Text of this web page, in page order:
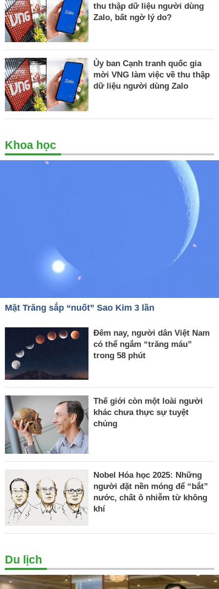
thu thập dữ liệu người dùng
Zalo, bất ngờ lý do?
Ủy ban Cạnh tranh quốc gia
mời VNG làm việc về thu thập
dữ liệu người dùng Zalo
Khoa học
Mặt Trăng sắp “nuốt” Sao Kim 3 lần
Đêm nay, người dân Việt Nam
có thể ngắm “trăng máu”
trong 58 phút
Thế giới còn một loài người
khác chưa thực sự tuyệt
chủng
Nobel Hóa học 2025: Những
người đặt nền móng để “bắt”
nước, chất ô nhiễm từ không
khí
Du lịch